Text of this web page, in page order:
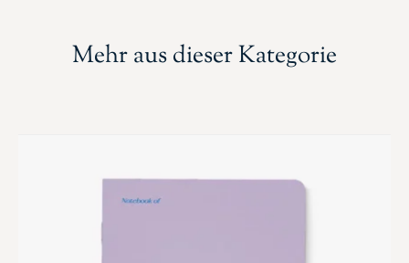
Mehr aus dieser Kategorie